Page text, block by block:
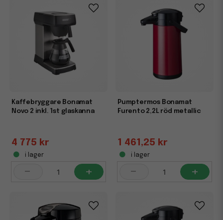
Kaffebryggare Bonamat
Novo 2 inkl. 1st glaskanna
4 775 kr
i lager
- +
Pumptermos Bonamat
Furento 2,2L röd metallic
1 461,25 kr
i lager
- +